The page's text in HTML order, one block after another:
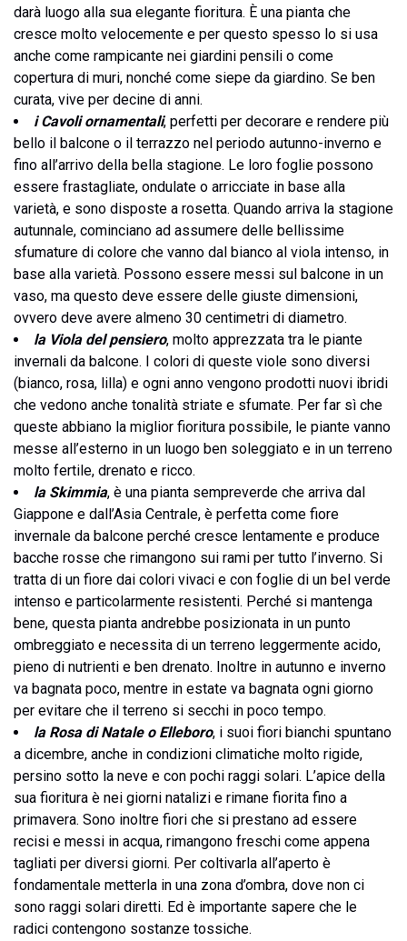
darà luogo alla sua elegante fioritura. È una pianta che
cresce molto velocemente e per questo spesso lo si usa
anche come rampicante nei giardini pensili o come
copertura di muri, nonché come siepe da giardino. Se ben
curata, vive per decine di anni.
i Cavoli ornamentali, perfetti per decorare e rendere più
bello il balcone o il terrazzo nel periodo autunno-inverno e
fino all’arrivo della bella stagione. Le loro foglie possono
essere frastagliate, ondulate o arricciate in base alla
varietà, e sono disposte a rosetta. Quando arriva la stagione
autunnale, cominciano ad assumere delle bellissime
sfumature di colore che vanno dal bianco al viola intenso, in
base alla varietà. Possono essere messi sul balcone in un
vaso, ma questo deve essere delle giuste dimensioni,
ovvero deve avere almeno 30 centimetri di diametro.
la Viola del pensiero, molto apprezzata tra le piante
invernali da balcone. I colori di queste viole sono diversi
(bianco, rosa, lilla) e ogni anno vengono prodotti nuovi ibridi
che vedono anche tonalità striate e sfumate. Per far sì che
queste abbiano la miglior fioritura possibile, le piante vanno
messe all’esterno in un luogo ben soleggiato e in un terreno
molto fertile, drenato e ricco.
la Skimmia, è una pianta sempreverde che arriva dal
Giappone e dall’Asia Centrale, è perfetta come fiore
invernale da balcone perché cresce lentamente e produce
bacche rosse che rimangono sui rami per tutto l’inverno. Si
tratta di un fiore dai colori vivaci e con foglie di un bel verde
intenso e particolarmente resistenti. Perché si mantenga
bene, questa pianta andrebbe posizionata in un punto
ombreggiato e necessita di un terreno leggermente acido,
pieno di nutrienti e ben drenato. Inoltre in autunno e inverno
va bagnata poco, mentre in estate va bagnata ogni giorno
per evitare che il terreno si secchi in poco tempo.
la Rosa di Natale o Elleboro, i suoi fiori bianchi spuntano
a dicembre, anche in condizioni climatiche molto rigide,
persino sotto la neve e con pochi raggi solari. L’apice della
sua fioritura è nei giorni natalizi e rimane fiorita fino a
primavera. Sono inoltre fiori che si prestano ad essere
recisi e messi in acqua, rimangono freschi come appena
tagliati per diversi giorni. Per coltivarla all’aperto è
fondamentale metterla in una zona d’ombra, dove non ci
sono raggi solari diretti. Ed è importante sapere che le
radici contengono sostanze tossiche.